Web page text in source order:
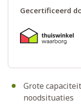
Grote
noodsituaties
Gecertificeerd